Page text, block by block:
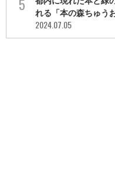
れる「本の森ちゅう
2024.07.05